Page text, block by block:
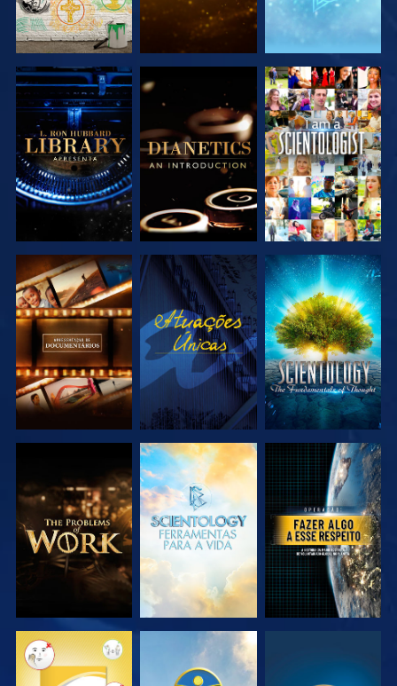
EXPLORAR A
SÉRIE
EXPLORAR A
SÉRIE
VER
EXPLORAR A
SÉRIE
VER
EXPLORAR A
SÉRIE
EXPLORAR A
SÉRIE
EXPLORAR A
SÉRIE
VER
VER VER VER